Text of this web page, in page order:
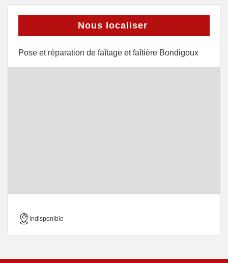
Nous localiser
Pose et réparation de faîtage et faîtière Bondigoux
indisponible